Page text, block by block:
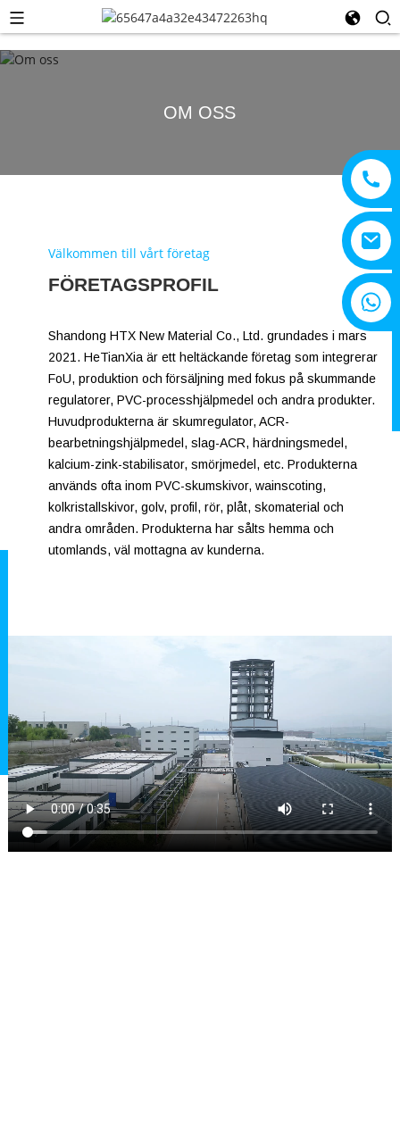
+8615805330828
OM OSS
Välkommen till vårt företag
FÖRETAGSPROFIL
Shandong HTX New Material Co., Ltd. grundades i mars
2021. HeTianXia är ett heltäckande företag som integrerar
FoU, produktion och försäljning med fokus på skummande
regulatorer, PVC-processhjälpmedel och andra produkter.
Huvudprodukterna är skumregulator, ACR-
bearbetningshjälpmedel, slag-ACR, härdningsmedel,
kalcium-zink-stabilisator, smörjmedel, etc. Produkterna
används ofta inom PVC-skumskivor, wainscoting,
kolkristallskivor, golv, profil, rör, plåt, skomaterial och
andra områden. Produkterna har sålts hemma och
utomlands, väl mottagna av kunderna.